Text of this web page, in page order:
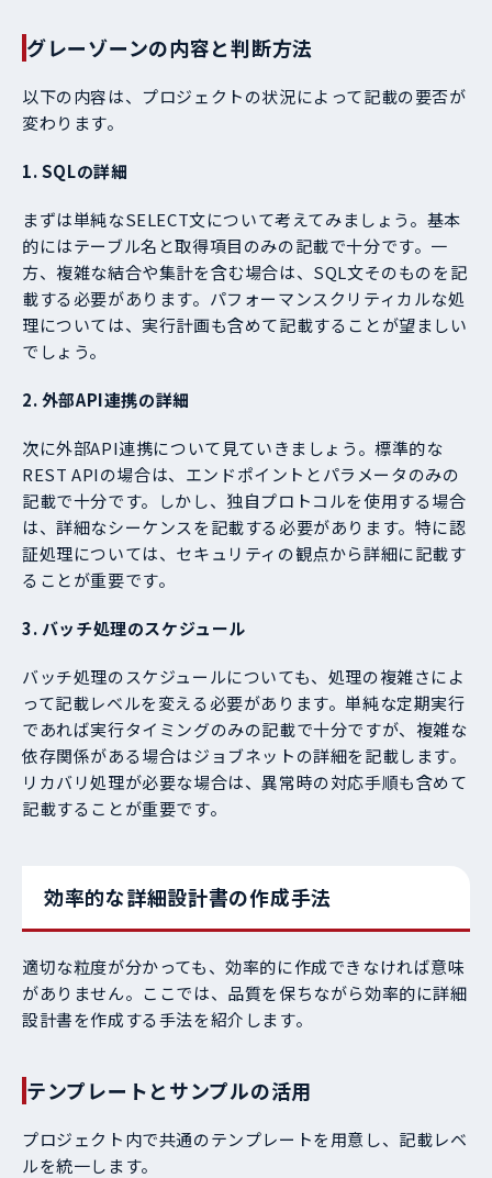
グレーゾーンの内容と判断方法
以下の内容は、プロジェクトの状況によって記載の要否が
変わります。
1. SQLの詳細
まずは単純なSELECT文について考えてみましょう。基本
的にはテーブル名と取得項目のみの記載で十分です。一
方、複雑な結合や集計を含む場合は、SQL文そのものを記
載する必要があります。パフォーマンスクリティカルな処
理については、実行計画も含めて記載することが望ましい
でしょう。
2. 外部API連携の詳細
次に外部API連携について見ていきましょう。標準的な
REST APIの場合は、エンドポイントとパラメータのみの
記載で十分です。しかし、独自プロトコルを使用する場合
は、詳細なシーケンスを記載する必要があります。特に認
証処理については、セキュリティの観点から詳細に記載す
ることが重要です。
3. バッチ処理のスケジュール
バッチ処理のスケジュールについても、処理の複雑さによ
って記載レベルを変える必要があります。単純な定期実行
であれば実行タイミングのみの記載で十分ですが、複雑な
依存関係がある場合はジョブネットの詳細を記載します。
リカバリ処理が必要な場合は、異常時の対応手順も含めて
記載することが重要です。
効率的な詳細設計書の作成手法
適切な粒度が分かっても、効率的に作成できなければ意味
がありません。ここでは、品質を保ちながら効率的に詳細
設計書を作成する手法を紹介します。
テンプレートとサンプルの活用
プロジェクト内で共通のテンプレートを用意し、記載レベ
ルを統一します。